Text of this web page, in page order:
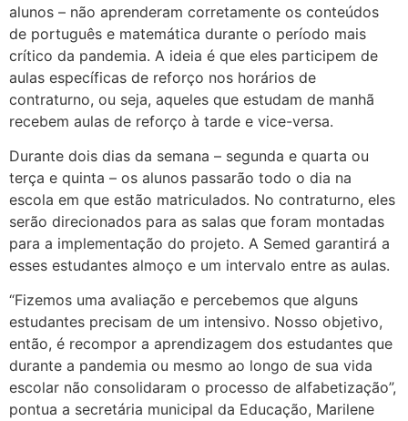
alunos – não aprenderam corretamente os conteúdos
de português e matemática durante o período mais
crítico da pandemia. A ideia é que eles participem de
aulas específicas de reforço nos horários de
contraturno, ou seja, aqueles que estudam de manhã
recebem aulas de reforço à tarde e vice-versa.
Durante dois dias da semana – segunda e quarta ou
terça e quinta – os alunos passarão todo o dia na
escola em que estão matriculados. No contraturno, eles
serão direcionados para as salas que foram montadas
para a implementação do projeto. A Semed garantirá a
esses estudantes almoço e um intervalo entre as aulas.
“Fizemos uma avaliação e percebemos que alguns
estudantes precisam de um intensivo. Nosso objetivo,
então, é recompor a aprendizagem dos estudantes que
durante a pandemia ou mesmo ao longo de sua vida
escolar não consolidaram o processo de alfabetização”,
pontua a secretária municipal da Educação, Marilene